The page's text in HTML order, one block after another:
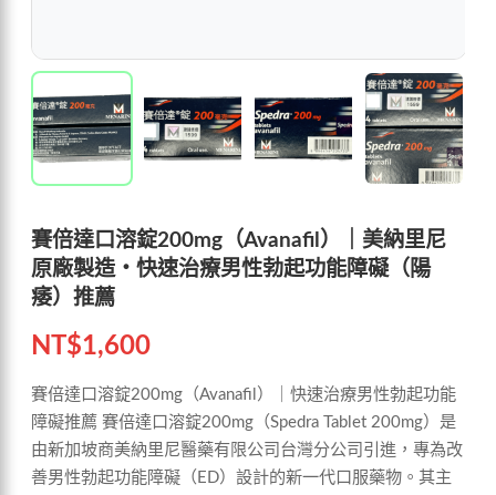
賽倍達口溶錠200mg（Avanafil）｜美納里尼
原廠製造・快速治療男性勃起功能障礙（陽
痿）推薦
NT$1,600
賽倍達口溶錠200mg（Avanafil）｜快速治療男性勃起功能
障礙推薦 賽倍達口溶錠200mg（Spedra Tablet 200mg）是
由新加坡商美納里尼醫藥有限公司台灣分公司引進，專為改
善男性勃起功能障礙（ED）設計的新一代口服藥物。其主